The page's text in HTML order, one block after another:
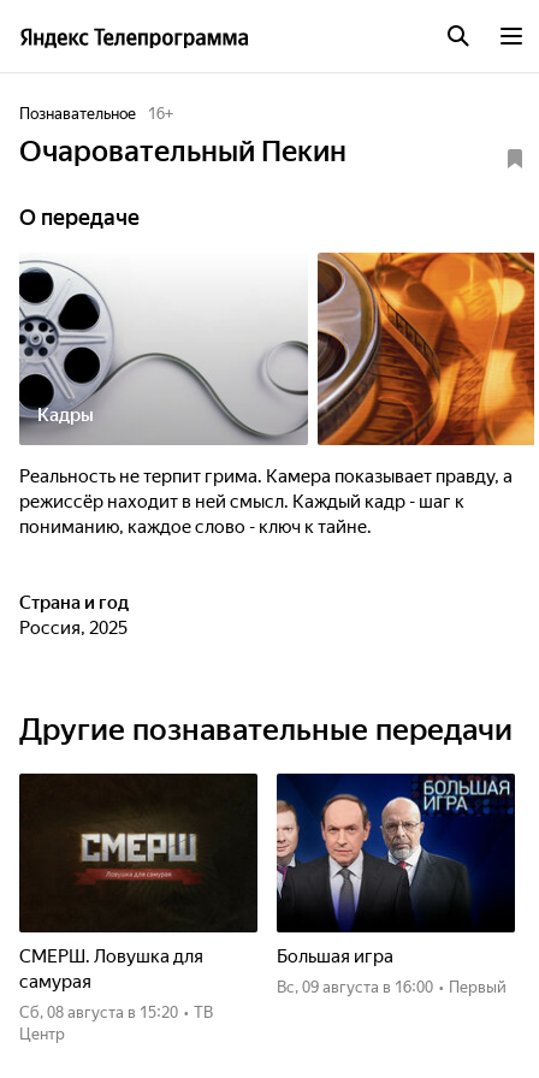
Познавательное 16+
Очаровательный Пекин
О передаче
Кадры
Реальность не терпит грима. Камера показывает правду, а
режиссёр находит в ней смысл. Каждый кадр - шаг к
пониманию, каждое слово - ключ к тайне.
Страна и год
Россия, 2025
Другие познавательные передачи
СМЕРШ. Ловушка для
самурая
сб, 08 августа в 15:20 • ТВ
Центр
Большая игра
вс, 09 августа в 16:00 • Первый